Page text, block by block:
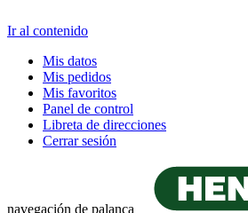
Ir al contenido
Mis datos
Mis pedidos
Mis favoritos
Panel de control
Libreta de direcciones
Cerrar sesión
navegación de palanca